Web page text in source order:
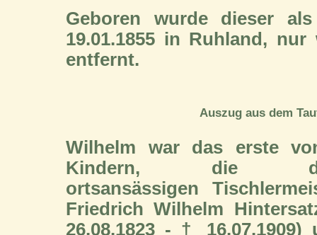
Geboren wurde dieser
19.01.1855 in Ruhland,
entfernt.
Auszug aus dem
Wilhelm war das erste
Kindern, die
ortsansässigen
Friedrich Wilhelm
26.08.1823 - † 16.07.1909)